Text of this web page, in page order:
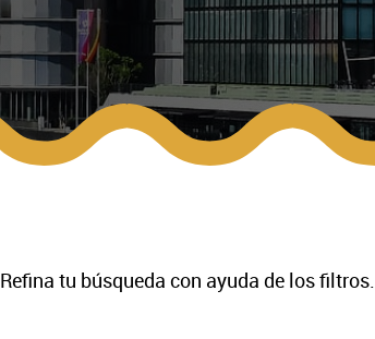
Refina tu búsqueda con ayuda de los filtros.